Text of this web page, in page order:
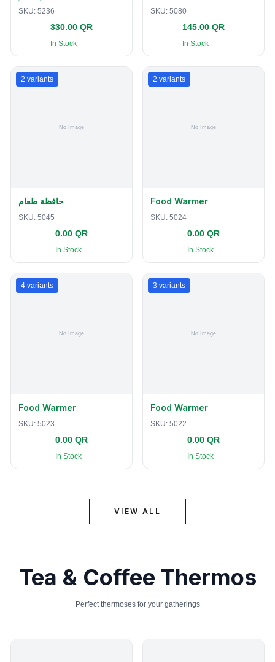
SKU: 5236
330.00 QR
In Stock
SKU: 5080
145.00 QR
In Stock
2 variants
حافظة طعام
SKU: 5045
0.00 QR
In Stock
2 variants
Food Warmer
SKU: 5024
0.00 QR
In Stock
4 variants
Food Warmer
SKU: 5023
0.00 QR
In Stock
3 variants
Food Warmer
SKU: 5022
0.00 QR
In Stock
VIEW ALL
Tea & Coffee Thermos
Perfect thermoses for your gatherings